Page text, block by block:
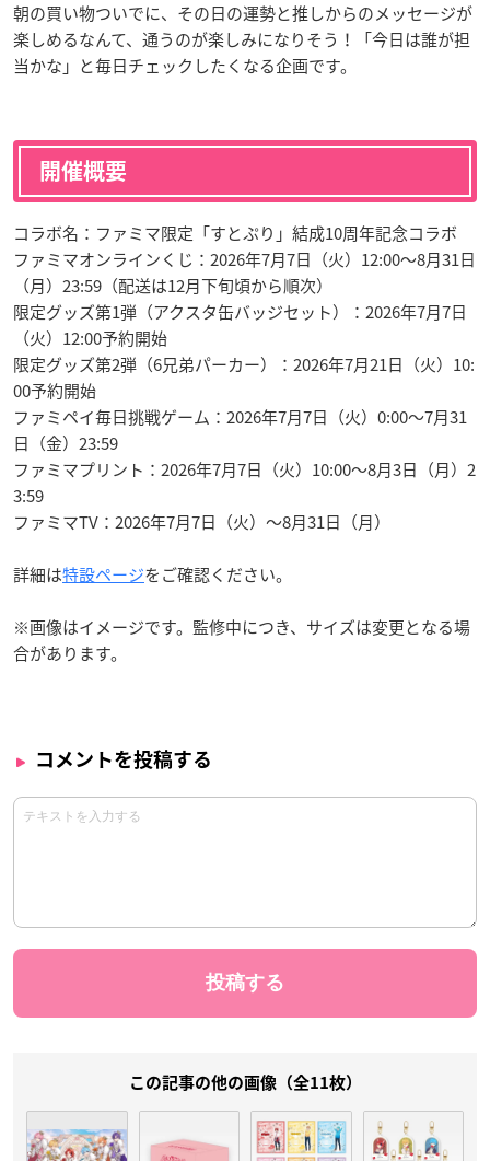
朝の買い物ついでに、その日の運勢と推しからのメッセージが
楽しめるなんて、通うのが楽しみになりそう！「今日は誰が担
当かな」と毎日チェックしたくなる企画です。
開催概要
コラボ名：ファミマ限定「すとぷり」結成10周年記念コラボ
ファミマオンラインくじ：2026年7月7日（火）12:00〜8月31日
（月）23:59（配送は12月下旬頃から順次）
限定グッズ第1弾（アクスタ缶バッジセット）：2026年7月7日
（火）12:00予約開始
限定グッズ第2弾（6兄弟パーカー）：2026年7月21日（火）10:
00予約開始
ファミペイ毎日挑戦ゲーム：2026年7月7日（火）0:00〜7月31
日（金）23:59
ファミマプリント：2026年7月7日（火）10:00〜8月3日（月）2
3:59
ファミマTV：2026年7月7日（火）〜8月31日（月）
詳細は特設ページをご確認ください。
※画像はイメージです。監修中につき、サイズは変更となる場
合があります。
コメントを投稿する
この記事の他の画像（全11枚）